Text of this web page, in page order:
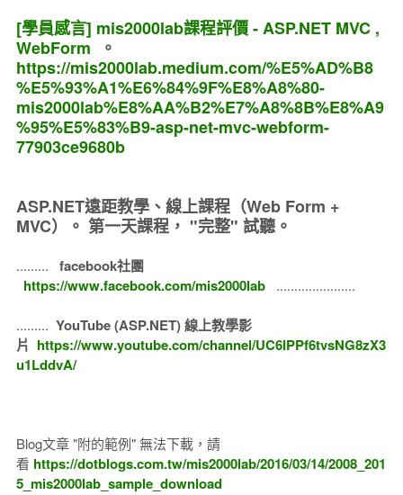
[學員感言] mis2000lab課程評價 - ASP.NET MVC ,
WebForm 。
https://mis2000lab.medium.com/%E5%AD%B8
%E5%93%A1%E6%84%9F%E8%A8%80-
mis2000lab%E8%AA%B2%E7%A8%8B%E8%A9
%95%E5%83%B9-asp-net-mvc-webform-
77903ce9680b
ASP.NET遠距教學、線上課程（Web Form +
MVC）。 第一天課程， "完整" 試聽。
.........
facebook社團
https://www.facebook.com/mis2000lab
......................
......... YouTube (ASP.NET) 線上教學影
片 https://www.youtube.com/channel/UC6IPPf6tvsNG8zX3
u1LddvA/
Blog文章 "附的範例" 無法下載，請
看 https://dotblogs.com.tw/mis2000lab/2016/03/14/2008_201
5_mis2000lab_sample_download